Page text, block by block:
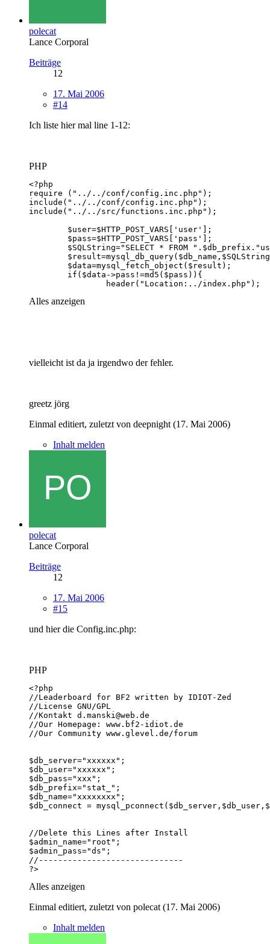
polecat
Lance Corporal
Beiträge
12
17. Mai 2006
#14
Ich liste hier mal line 1-12:
PHP
                header("Location:../index.php");
Alles anzeigen
vielleicht ist da ja irgendwo der fehler.
greetz jörg
Einmal editiert, zuletzt von deepnight (17. Mai 2006)
Inhalt melden
polecat
Lance Corporal
Beiträge
12
17. Mai 2006
#15
und hier die Config.inc.php:
PHP
?>
Alles anzeigen
Einmal editiert, zuletzt von polecat (17. Mai 2006)
Inhalt melden